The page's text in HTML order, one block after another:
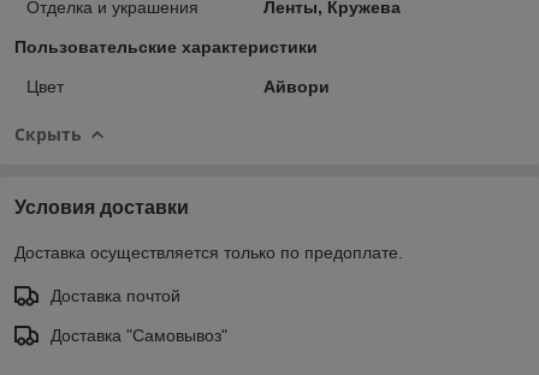
Отделка и украшения
Ленты, Кружева
Пользовательские характеристики
Цвет Айвори
Скрыть
Условия доставки
Доставка осуществляется только по предоплате.
Доставка почтой
Доставка "Самовывоз"